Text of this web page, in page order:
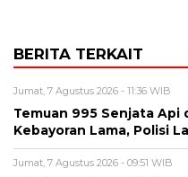
BERITA TERKAIT
Jumat, 7 Agustus 2026 - 11:36 WIB
Temuan 995 Senjata Api
Kebayoran Lama, Polisi
Jumat, 7 Agustus 2026 - 09:51 WIB